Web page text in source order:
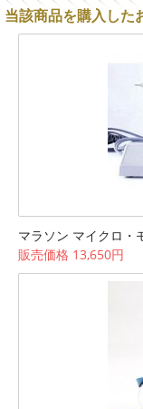
当該商品を購入した
マラソン マイクロ・
販売価格 13,650円